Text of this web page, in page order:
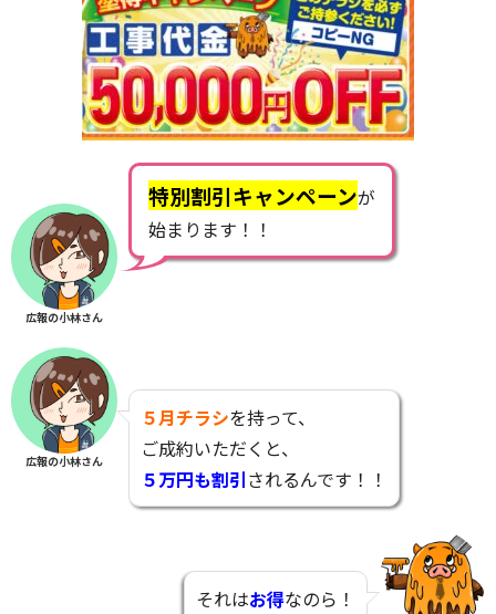
広報の小林さん
特別割引キャンペーンが
始まります！！
広報の小林さん
５月チラシを持って、
ご成約いただくと、
５万円も割引されるんです！！
それはお得なのら！